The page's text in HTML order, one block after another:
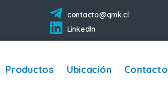
contacto@qmk.cl
LinkedIn
Productos Ubicación Contacto